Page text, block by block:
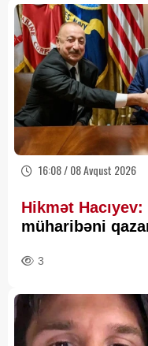
16:08 / 08 Avqust 2026
Hikmət Hacıyev:
müharibəni
3